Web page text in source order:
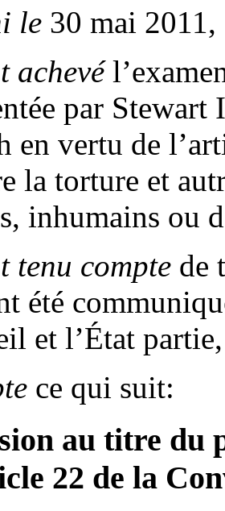
le 30 mai 2011,
achevé
par
en vertu de
la torture et
inhumains ou
tenu compte de
été
et l’État partie,
ce qui suit:
au titre du
22 de la